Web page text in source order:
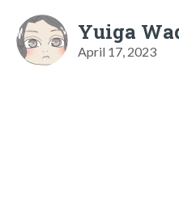
Yuiga
April 17, 2023